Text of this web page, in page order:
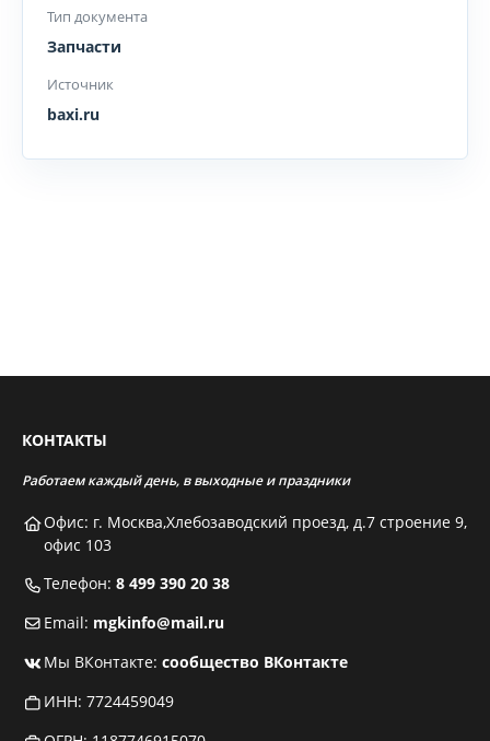
Тип документа
Запчасти
Источник
baxi.ru
КОНТАКТЫ
Работаем каждый день, в выходные и праздники
Офис: г. Москва,Хлебозаводский проезд, д.7 строение 9,
офис 103
Телефон: 8 499 390 20 38
Email: mgkinfo@mail.ru
Мы ВКонтакте: сообщество ВКонтакте
ИНН: 7724459049